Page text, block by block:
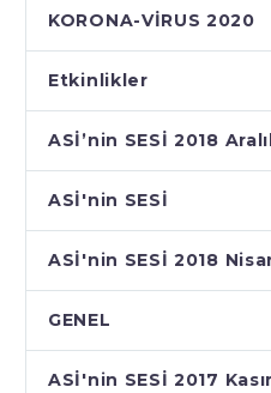
KORONA-VİRUS 2020
Etkinlikler
ASİ’nin SESİ 2018
ASİ'nin SESİ
ASİ'nin SESİ 2018
GENEL
ASİ'nin SESİ 2017